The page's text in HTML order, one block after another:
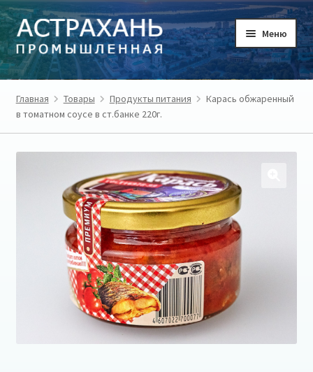
Перейти
к
навигации
Перейти
к
содержимому
Меню
ГЛАВНАЯ
ТОВАРЫ
ТОВАРОПРОИЗВОДИТЕЛИ
О ПРОЕКТЕ
ЛИЧНЫЙ КАБИНЕТ
Главная Товары Продукты питания
Карась обжаренный
в томатном соусе в ст.банке 220г.